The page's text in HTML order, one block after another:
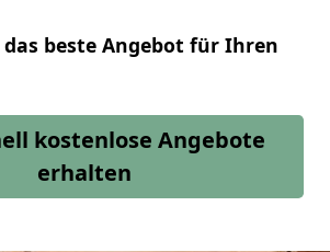
das beste Angebot für Ihren
kostenlose Angebote
erhalten